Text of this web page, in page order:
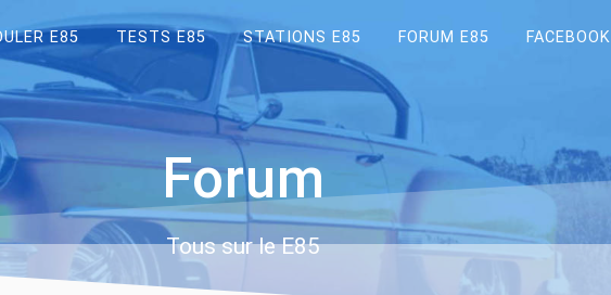
E85 TESTS E85 STATIONS E85 FORUM E85 FACEBOOK
Forum
Tous sur le E85